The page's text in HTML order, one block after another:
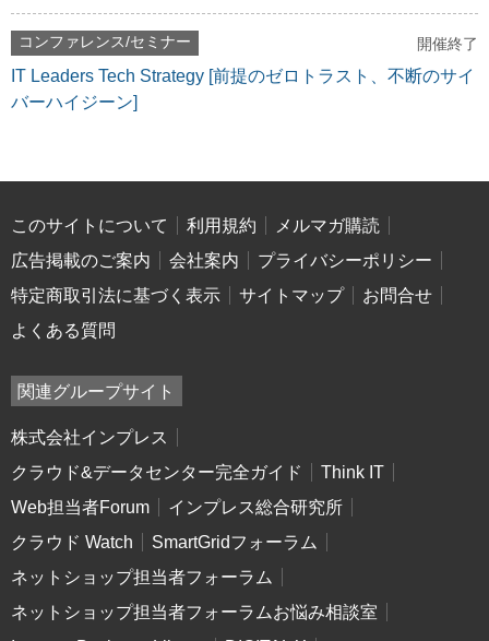
コンファレンス/セミナー 開催終了
IT Leaders Tech Strategy [前提のゼロトラスト、不断のサイ
バーハイジーン]
このサイトについて 利用規約
メルマガ購読
広告掲載のご案内
会社案内
プライバシーポリシー
特定商取引法に基づく表示
サイトマップ
お問合せ
よくある質問
関連グループサイト
株式会社インプレス
クラウド&データセンター完全ガイド
Think IT
Web担当者Forum
インプレス総合研究所
クラウド Watch
SmartGridフォーラム
ネットショップ担当者フォーラム
ネットショップ担当者フォーラムお悩み相談室